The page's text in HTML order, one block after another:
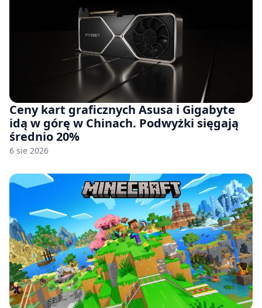
Ceny kart graficznych Asusa i Gigabyte
idą w górę w Chinach. Podwyżki sięgają
średnio 20%
6 sie 2026